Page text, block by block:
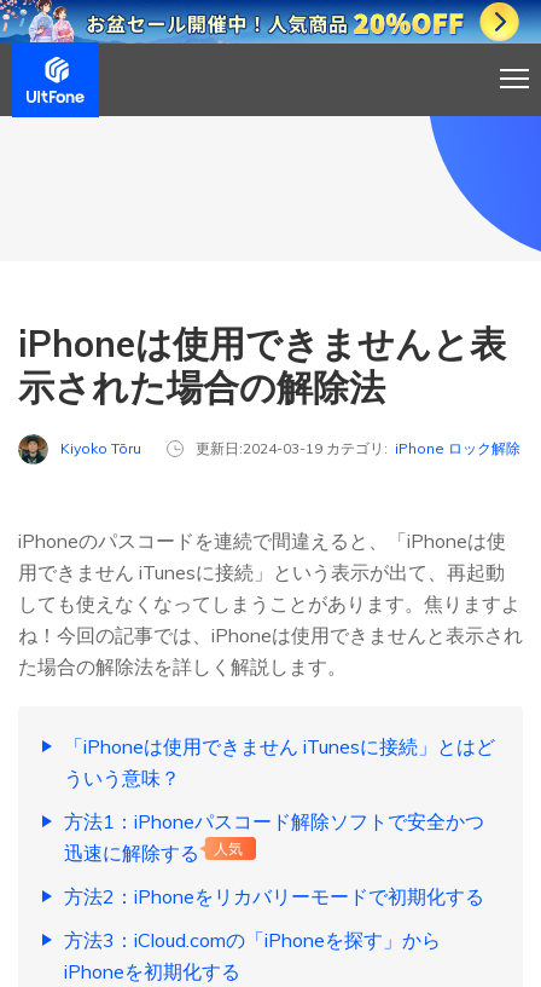
iPhoneは使用できませんと表
示された場合の解除法
Kiyoko Tōru 更新日:2024-03-19 カテゴリ: iPhone ロック解除
iPhoneのパスコードを連続で間違えると、「iPhoneは使
用できません iTunesに接続」という表示が出て、再起動
しても使えなくなってしまうことがあります。焦りますよ
ね！今回の記事では、iPhoneは使用できませんと表示され
た場合の解除法を詳しく解説します。
「iPhoneは使用できません iTunesに接続」とはど
ういう意味？
方法1：iPhoneパスコード解除ソフトで安全かつ
迅速に解除する
人気
方法2：iPhoneをリカバリーモードで初期化する
方法3：iCloud.comの「iPhoneを探す」から
iPhoneを初期化する